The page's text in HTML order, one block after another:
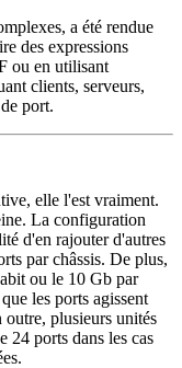
a été rendue
des expressions
ou en utilisant
clients, serveurs,
port.
elle l'est vraiment.
La configuration
d'en rajouter d'autres
par châssis. De plus,
ou le 10 Gb par
les ports agissent
plusieurs unités
24 ports dans les cas